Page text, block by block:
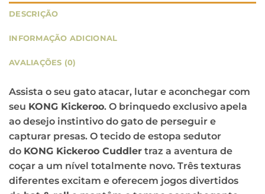
DESCRIÇÃO
INFORMAÇÃO ADICIONAL
AVALIAÇÕES (0)
Assista o seu gato atacar, lutar e aconchegar com
seu KONG Kickeroo. O brinquedo exclusivo apela
ao desejo instintivo do gato de perseguir e
capturar presas. O tecido de estopa sedutor
do KONG Kickeroo Cuddler traz a aventura de
coçar a um nível totalmente novo. Três texturas
diferentes excitam e oferecem jogos divertidos